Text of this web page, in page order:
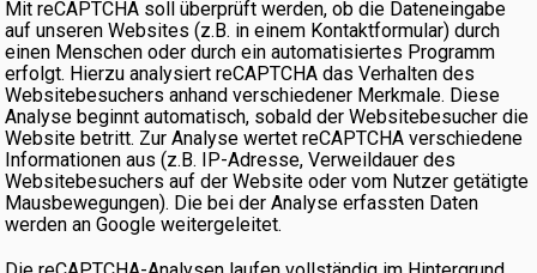
Mit reCAPTCHA soll überprüft werden, ob die Dateneingabe
auf unseren Websites (z.B. in einem Kontaktformular) durch
einen Menschen oder durch ein automatisiertes Programm
erfolgt. Hierzu analysiert reCAPTCHA das Verhalten des
Websitebesuchers anhand verschiedener Merkmale. Diese
Analyse beginnt automatisch, sobald der Websitebesucher die
Website betritt. Zur Analyse wertet reCAPTCHA verschiedene
Informationen aus (z.B. IP-Adresse, Verweildauer des
Websitebesuchers auf der Website oder vom Nutzer getätigte
Mausbewegungen). Die bei der Analyse erfassten Daten
werden an Google weitergeleitet.